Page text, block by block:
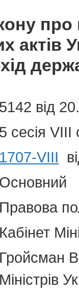
про
актів
5142 від
5 сесія VIII
1707-VIII
Основний
Правова
Кабінет
Гройсман
Міністрів